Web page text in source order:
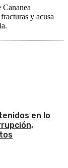
y acusa
en lo